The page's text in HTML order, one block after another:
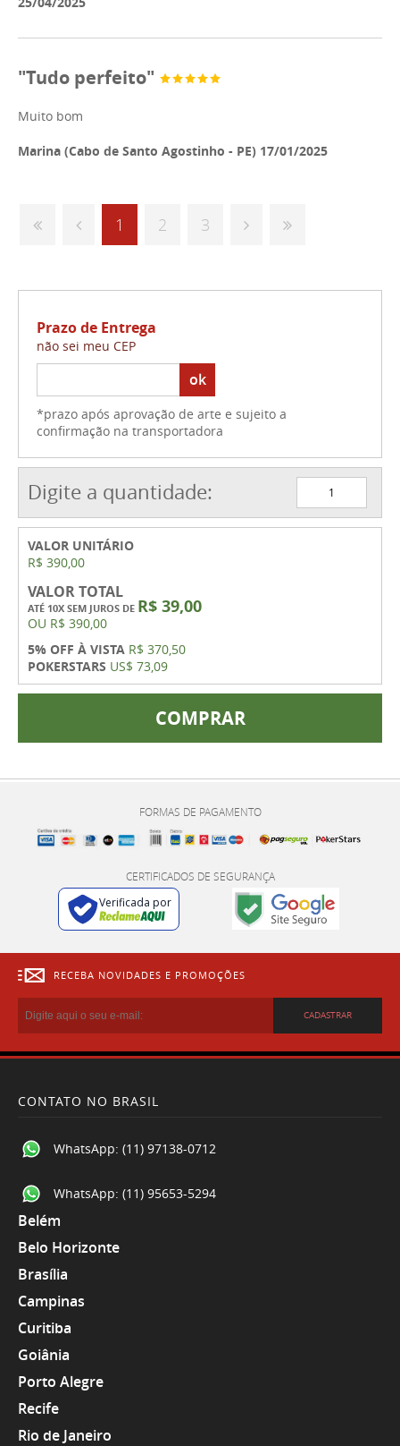
"Tudo perfeito"
Muito bom
Marina (Cabo de Santo Agostinho - PE) 17/01/2025
1 2 3
Prazo de Entrega
não sei meu CEP
ok
*prazo após aprovação de arte e sujeito a
confirmação na transportadora
Digite a quantidade:
VALOR UNITÁRIO
R$ 390,00
VALOR TOTAL
ATÉ 10X SEM JUROS DE R$ 39,00
OU R$ 390,00
5% OFF À VISTA R$ 370,50
POKERSTARS US$ 73,09
COMPRAR
FORMAS DE PAGAMENTO
CERTIFICADOS DE SEGURANÇA
Verificada por
RECEBA NOVIDADES E PROMOÇÕES
CADASTRAR
CONTATO NO BRASIL
WhatsApp: (11) 97138-0712
WhatsApp: (11) 95653-5294
Belém
Belo Horizonte
Brasília
Campinas
Curitiba
Goiânia
Porto Alegre
Recife
Rio de Janeiro